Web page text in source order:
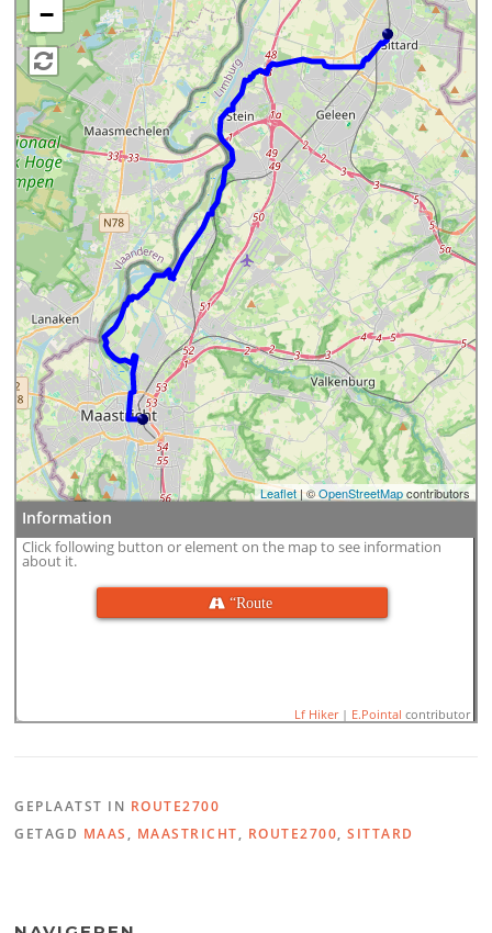
−
Leaflet| ©OpenStreetMapcontributors
 “Route
Distance:30,2 km
Information
Click following button or element on the map to see information
about it.
Lf Hiker| E.Pointal contributor
GEPLAATST IN ROUTE2700
GETAGD MAAS , MAASTRICHT, ROUTE2700,SITTARD